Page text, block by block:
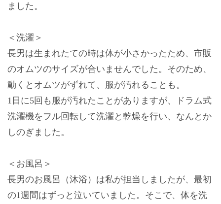
ました。
＜洗濯＞
長男は生まれたての時は体が小さかったため、市販
のオムツのサイズが合いませんでした。そのため、
動くとオムツがずれて、服が汚れることも。
1日に5回も服が汚れたことがありますが、ドラム式
洗濯機をフル回転して洗濯と乾燥を行い、なんとか
しのぎました。
＜お風呂＞
長男のお風呂（沐浴）は私が担当しましたが、最初
の1週間はずっと泣いていました。そこで、体を洗